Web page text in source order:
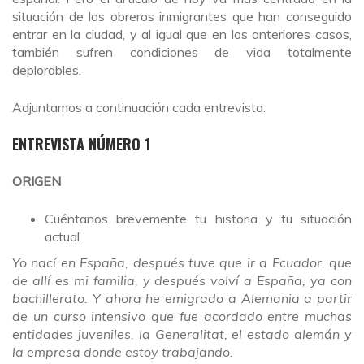
situación de los obreros inmigrantes que han conseguido
entrar en la ciudad, y al igual que en los anteriores casos,
también sufren condiciones de vida totalmente
deplorables.
Adjuntamos a continuación cada entrevista:
ENTREVISTA NÚMERO 1
ORIGEN
Cuéntanos brevemente tu historia y tu situación
actual.
Yo nací en España, después tuve que ir a Ecuador, que
de allí es mi familia, y después volví a España, ya con
bachillerato. Y ahora he emigrado a Alemania a partir
de un curso intensivo que fue acordado entre muchas
entidades juveniles, la Generalitat, el estado alemán y
la empresa donde estoy trabajando.